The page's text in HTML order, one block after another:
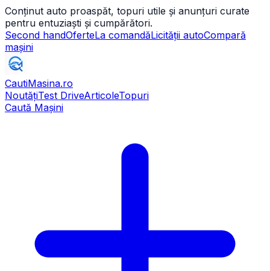
Conținut auto proaspăt, topuri utile și anunțuri curate
pentru entuziaști și cumpărători.
Second handOferteLa comandăLicității autoCompară
mașini
CautiMasina.ro
NoutățiTest DriveArticoleTopuri
Caută Mașini